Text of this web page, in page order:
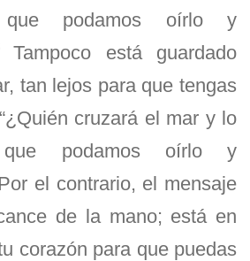
podamos oírlo y
Tampoco está guardado
tan lejos para que tengas
cruzará el mar y lo
podamos oírlo y
el contrario, el mensaje
de la mano; está en
corazón para que puedas